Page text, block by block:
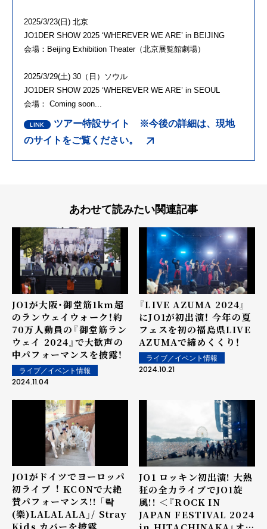
2025/3/23(日) 北京
JO1DER SHOW 2025 ‘WHEREVER WE ARE’ in BEIJING
会場：Beijing Exhibition Theater（北京展覧館劇場）
2025/3/29(土) 30（日）ソウル
JO1DER SHOW 2025 ‘WHEREVER WE ARE’ in SEOUL
会場： Coming soon...
ツアー特設サイト ※今後の詳細は、現地
のサイトをご覧ください。
あわせて読みたい関連記事
JO1が大阪・御堂筋1km超
のランウェイウォーク！約
70万人動員の『御堂筋ラン
ウェイ 2024』で大歓声の
中パフォーマンスを披露！
ライブ／イベント情報
2024.11.04
『LIVE AZUMA 2024』
にJO1が初出演！ 今年の夏
フェスを初の福島県LIVE
AZUMAで締めくくり！
ライブ／イベント情報
2024.10.21
JO1がドイツでヨーロッパ
初ライブ︕ KCONで⼤絶
賛パフォーマンス!! 「락
(樂)LALALALA」/ Stray
Kids カバーを披露
JO1 ロッキン初出演! 大熱
狂の全力ライブでJO1旋
風!! ＜『ROCK IN
JAPAN FESTIVAL 2024